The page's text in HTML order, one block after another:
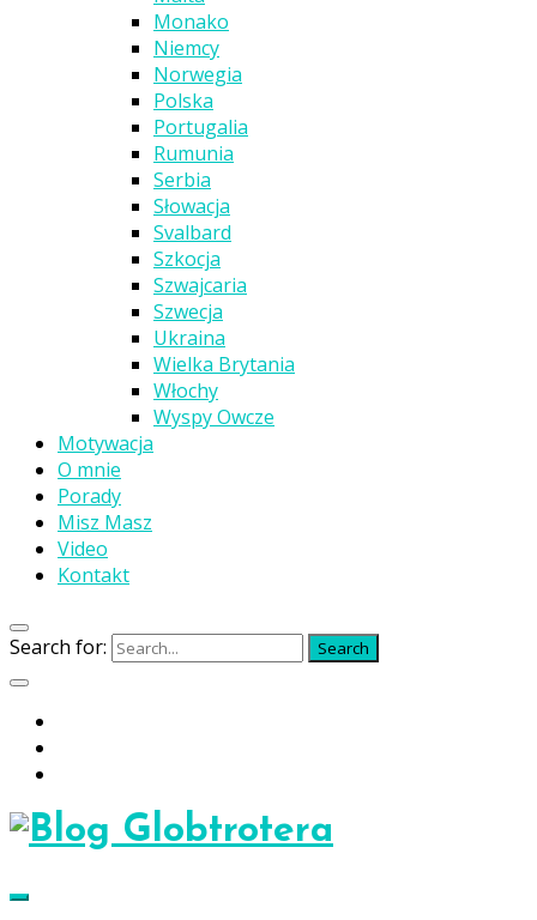
Monako
Niemcy
Norwegia
Polska
Portugalia
Rumunia
Serbia
Słowacja
Svalbard
Szkocja
Szwajcaria
Szwecja
Ukraina
Wielka Brytania
Włochy
Wyspy Owcze
Motywacja
O mnie
Porady
Misz Masz
Video
Kontakt
Search for: Search